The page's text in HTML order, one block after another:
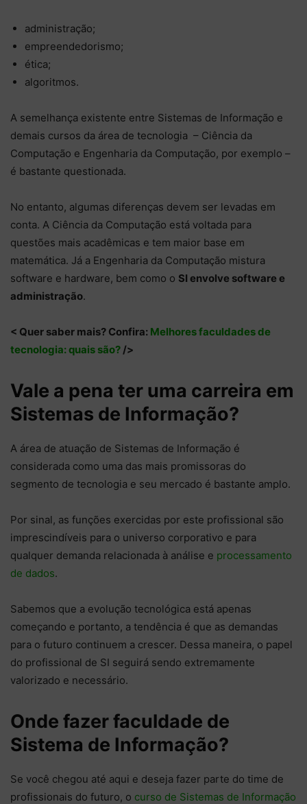
administração;
empreendedorismo;
ética;
algoritmos.
A semelhança existente entre Sistemas de Informação e
demais cursos da área de tecnologia – Ciência da
Computação e Engenharia da Computação, por exemplo –
é bastante questionada.
No entanto, algumas diferenças devem ser levadas em
conta. A Ciência da Computação está voltada para
questões mais acadêmicas e tem maior base em
matemática. Já a Engenharia da Computação mistura
software e hardware, bem como o SI envolve software e
administração.
< Quer saber mais? Confira: Melhores faculdades de
tecnologia: quais são? />
Vale a pena ter uma carreira em
Sistemas de Informação?
A área de atuação de Sistemas de Informação é
considerada como uma das mais promissoras do
segmento de tecnologia e seu mercado é bastante amplo.
Por sinal, as funções exercidas por este profissional são
imprescindíveis para o universo corporativo e para
qualquer demanda relacionada à análise e processamento
de dados.
Sabemos que a evolução tecnológica está apenas
começando e portanto, a tendência é que as demandas
para o futuro continuem a crescer. Dessa maneira, o papel
do profissional de SI seguirá sendo extremamente
valorizado e necessário.
Onde fazer faculdade de
Sistema de Informação?
Se você chegou até aqui e deseja fazer parte do time de
profissionais do futuro, o curso de Sistemas de Informação